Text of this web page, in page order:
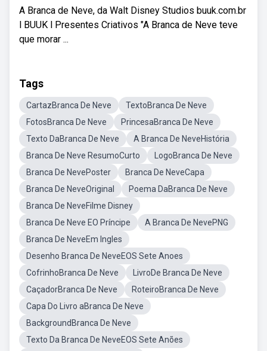
A Branca de Neve, da Walt Disney Studios buuk.com.br
l BUUK l Presentes Criativos "A Branca de Neve teve
que morar ...
Tags
CartazBranca De Neve
TextoBranca De Neve
FotosBranca De Neve
PrincesaBranca De Neve
Texto DaBranca De Neve
A Branca De NeveHistória
Branca De Neve ResumoCurto
LogoBranca De Neve
Branca De NevePoster
Branca De NeveCapa
Branca De NeveOriginal
Poema DaBranca De Neve
Branca De NeveFilme Disney
Branca De Neve EO Príncipe
A Branca De NevePNG
Branca De NeveEm Ingles
Desenho Branca De NeveEOS Sete Anoes
CofrinhoBranca De Neve
LivroDe Branca De Neve
CaçadorBranca De Neve
RoteiroBranca De Neve
Capa Do Livro aBranca De Neve
BackgroundBranca De Neve
Texto Da Branca De NeveEOS Sete Anões